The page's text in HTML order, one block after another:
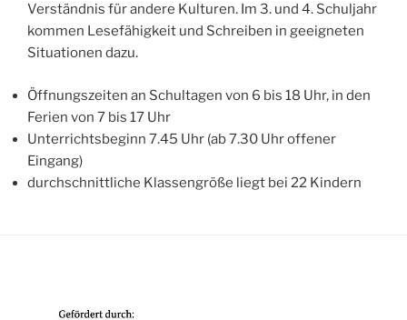
Verständnis für andere Kulturen. Im 3. und 4. Schuljahr
kommen Lesefähigkeit und Schreiben in geeigneten
Situationen dazu.
Öffnungszeiten an Schultagen von 6 bis 18 Uhr, in den
Ferien von 7 bis 17 Uhr
Unterrichtsbeginn 7.45 Uhr (ab 7.30 Uhr offener
Eingang)
durchschnittliche Klassengröße liegt bei 22 Kindern